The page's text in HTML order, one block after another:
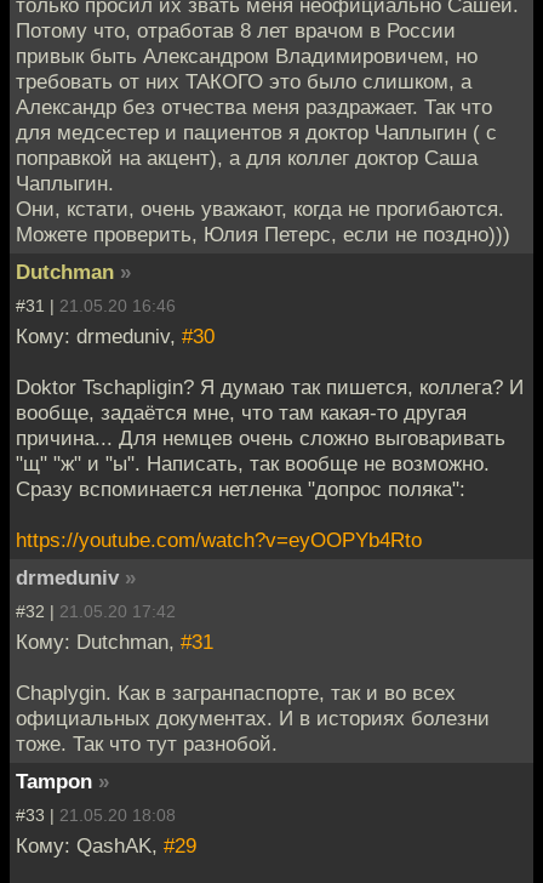
Потому что, отработав 8 лет врачом в России
привык быть Александром Владимировичем, но
требовать от них ТАКОГО это было слишком, а
Александр без отчества меня раздражает. Так что
для медсестер и пациентов я доктор Чаплыгин ( с
поправкой на акцент), а для коллег доктор Саша
Чаплыгин.
Они, кстати, очень уважают, когда не прогибаются.
Можете проверить, Юлия Петерс, если не поздно)))
Dutchman »
#31 | 21.05.20 16:46
Кому: drmeduniv, #30
Doktor Tschapligin? Я думаю так пишется, коллега? И
вообще, задаётся мне, что там какая-то другая
причина... Для немцев очень сложно выговаривать
"щ" "ж" и "ы". Написать, так вообще не возможно.
Сразу вспоминается нетленка "допрос поляка":
https://youtube.com/watch?v=eyOOPYb4Rto
drmeduniv »
#32 | 21.05.20 17:42
Кому: Dutchman, #31
Chaplygin. Как в загранпаспорте, так и во всех
официальных документах. И в историях болезни
тоже. Так что тут разнобой.
Tampon »
#33 | 21.05.20 18:08
Кому: QashAK, #29